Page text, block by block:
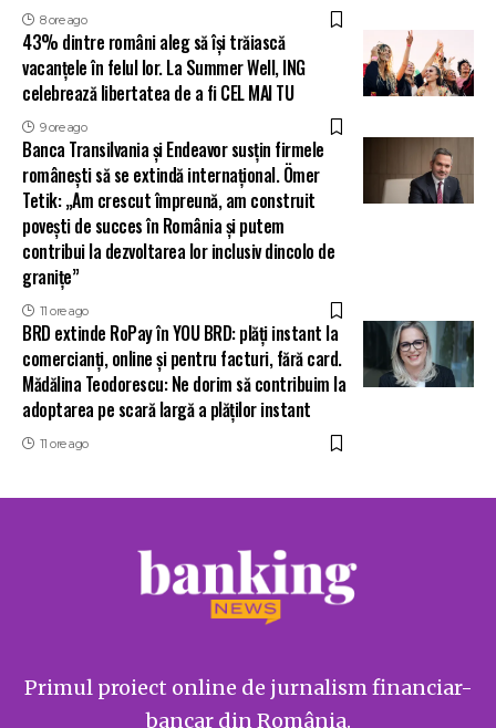
8 ore ago
43% dintre români aleg să își trăiască
vacanțele în felul lor. La Summer Well, ING
celebrează libertatea de a fi CEL MAI TU
9 ore ago
Banca Transilvania și Endeavor susțin firmele
românești să se extindă internațional. Ömer
Tetik: „Am crescut împreună, am construit
povești de succes în România și putem
contribui la dezvoltarea lor inclusiv dincolo de
granițe”
11 ore ago
BRD extinde RoPay în YOU BRD: plăți instant la
comercianți, online și pentru facturi, fără card.
Mădălina Teodorescu: Ne dorim să contribuim la
adoptarea pe scară largă a plăților instant
11 ore ago
Primul proiect online de jurnalism financiar-
bancar din România.